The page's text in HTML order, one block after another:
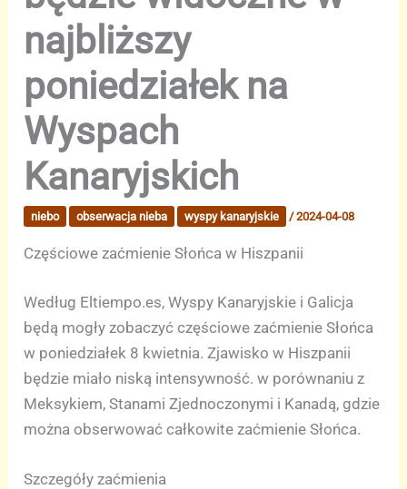
najbliższy
poniedziałek na
Wyspach
Kanaryjskich
niebo obserwacja nieba wyspy kanaryjskie /2024-04-08
Częściowe zaćmienie Słońca w Hiszpanii
Według Eltiempo.es, Wyspy Kanaryjskie i Galicja
będą mogły zobaczyć częściowe zaćmienie Słońca
w poniedziałek 8 kwietnia. Zjawisko w Hiszpanii
będzie miało niską intensywność. w porównaniu z
Meksykiem, Stanami Zjednoczonymi i Kanadą, gdzie
można obserwować całkowite zaćmienie Słońca.
Szczegóły zaćmienia